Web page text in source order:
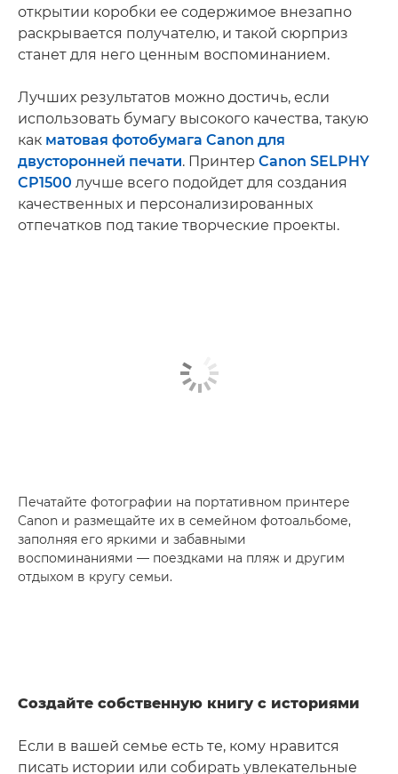
открытии коробки ее содержимое внезапно
раскрывается получателю, и такой сюрприз
станет для него ценным воспоминанием.
Лучших результатов можно достичь, если
использовать бумагу высокого качества, такую
как матовая фотобумага Canon для
двусторонней печати. Принтер Canon SELPHY
CP1500 лучше всего подойдет для создания
качественных и персонализированных
отпечатков под такие творческие проекты.
Печатайте фотографии на портативном принтере
Canon и размещайте их в семейном фотоальбоме,
заполняя его яркими и забавными
воспоминаниями — поездками на пляж и другим
отдыхом в кругу семьи.
Создайте собственную книгу с историями
Если в вашей семье есть те, кому нравится
писать истории или собирать увлекательные